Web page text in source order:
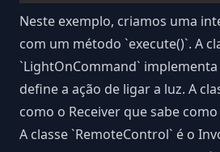
Neste exemplo, criamos uma
com um método `execute()`. A
`LightOnCommand`
define a ação de ligar a luz. A
como o Receiver que sabe
A classe`RemoteControl` é o